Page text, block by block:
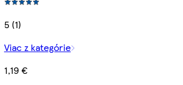
5 (1)
Viac z kategórie
1,19 €